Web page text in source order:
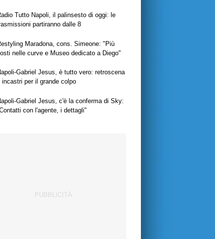
Tutto Napoli, il palinsesto di oggi: le
partiranno dalle 8
Maradona, cons. Simeone: "Più
nelle curve e Museo dedicato a Diego"
Gabriel Jesus, è tutto vero: retroscena
incastri per il grande colpo
Gabriel Jesus, c'è la conferma di Sky:
con l'agente, i dettagli"